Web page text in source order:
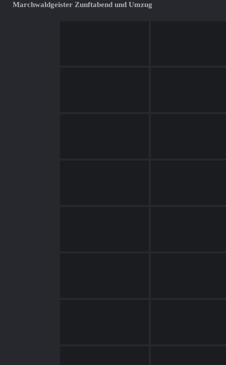
Marchwaldgeister Zunftabend und Umzug